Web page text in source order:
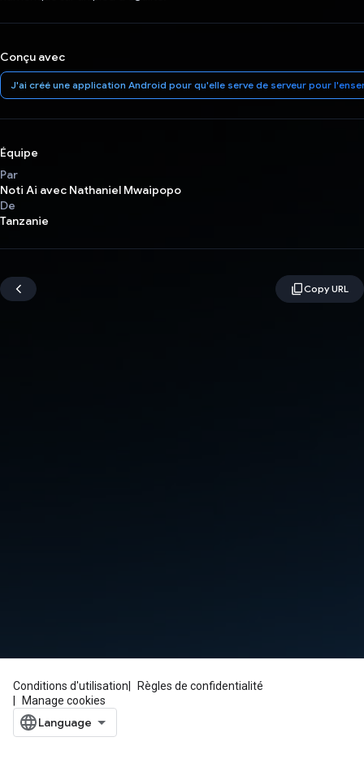
Conçu avec
J'ai créé une application Android pour qu'elle serve de serveur pour
Équipe
Par
Noti Ai avec Nathaniel Mwaipopo
De
Tanzanie
Conditions d'utilisation
Règles de confidentialité
Manage cookies